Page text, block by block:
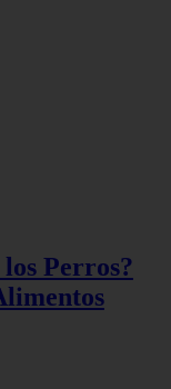
Perros?